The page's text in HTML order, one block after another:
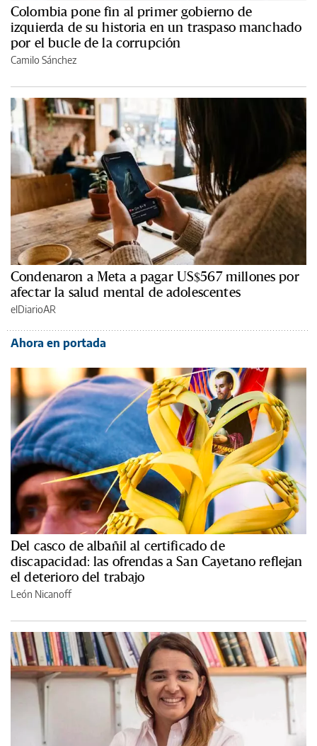
Colombia pone fin al primer gobierno de
izquierda de su historia en un traspaso manchado
por el bucle de la corrupción
Camilo Sánchez
Condenaron a Meta a pagar US$567 millones por
afectar la salud mental de adolescentes
elDiarioAR
Ahora en portada
Del casco de albañil al certificado de
discapacidad: las ofrendas a San Cayetano reflejan
el deterioro del trabajo
León Nicanoff